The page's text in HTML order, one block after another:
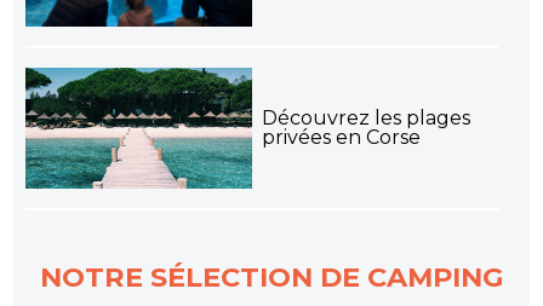
Découvrez les plages
privées en Corse
NOTRE SÉLECTION DE CAMPING